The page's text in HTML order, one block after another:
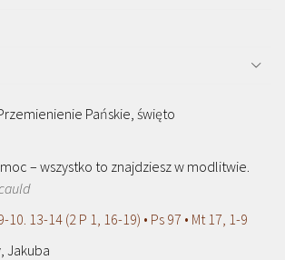
Pańskie, święto
moc – wszystko to znajdziesz w modlitwie.
10. 13-14 (2 P 1, 16-19) • Ps 97 • Mt 17, 1-9
Jakuba